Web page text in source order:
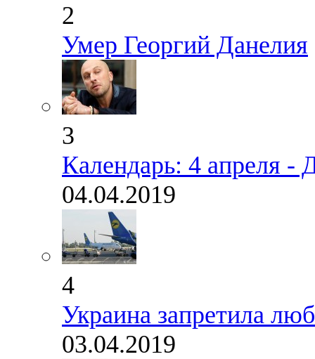
2
Умер Георгий Данелия
3
Календарь: 4 апреля -
04.04.2019
4
Украина запретила
03.04.2019